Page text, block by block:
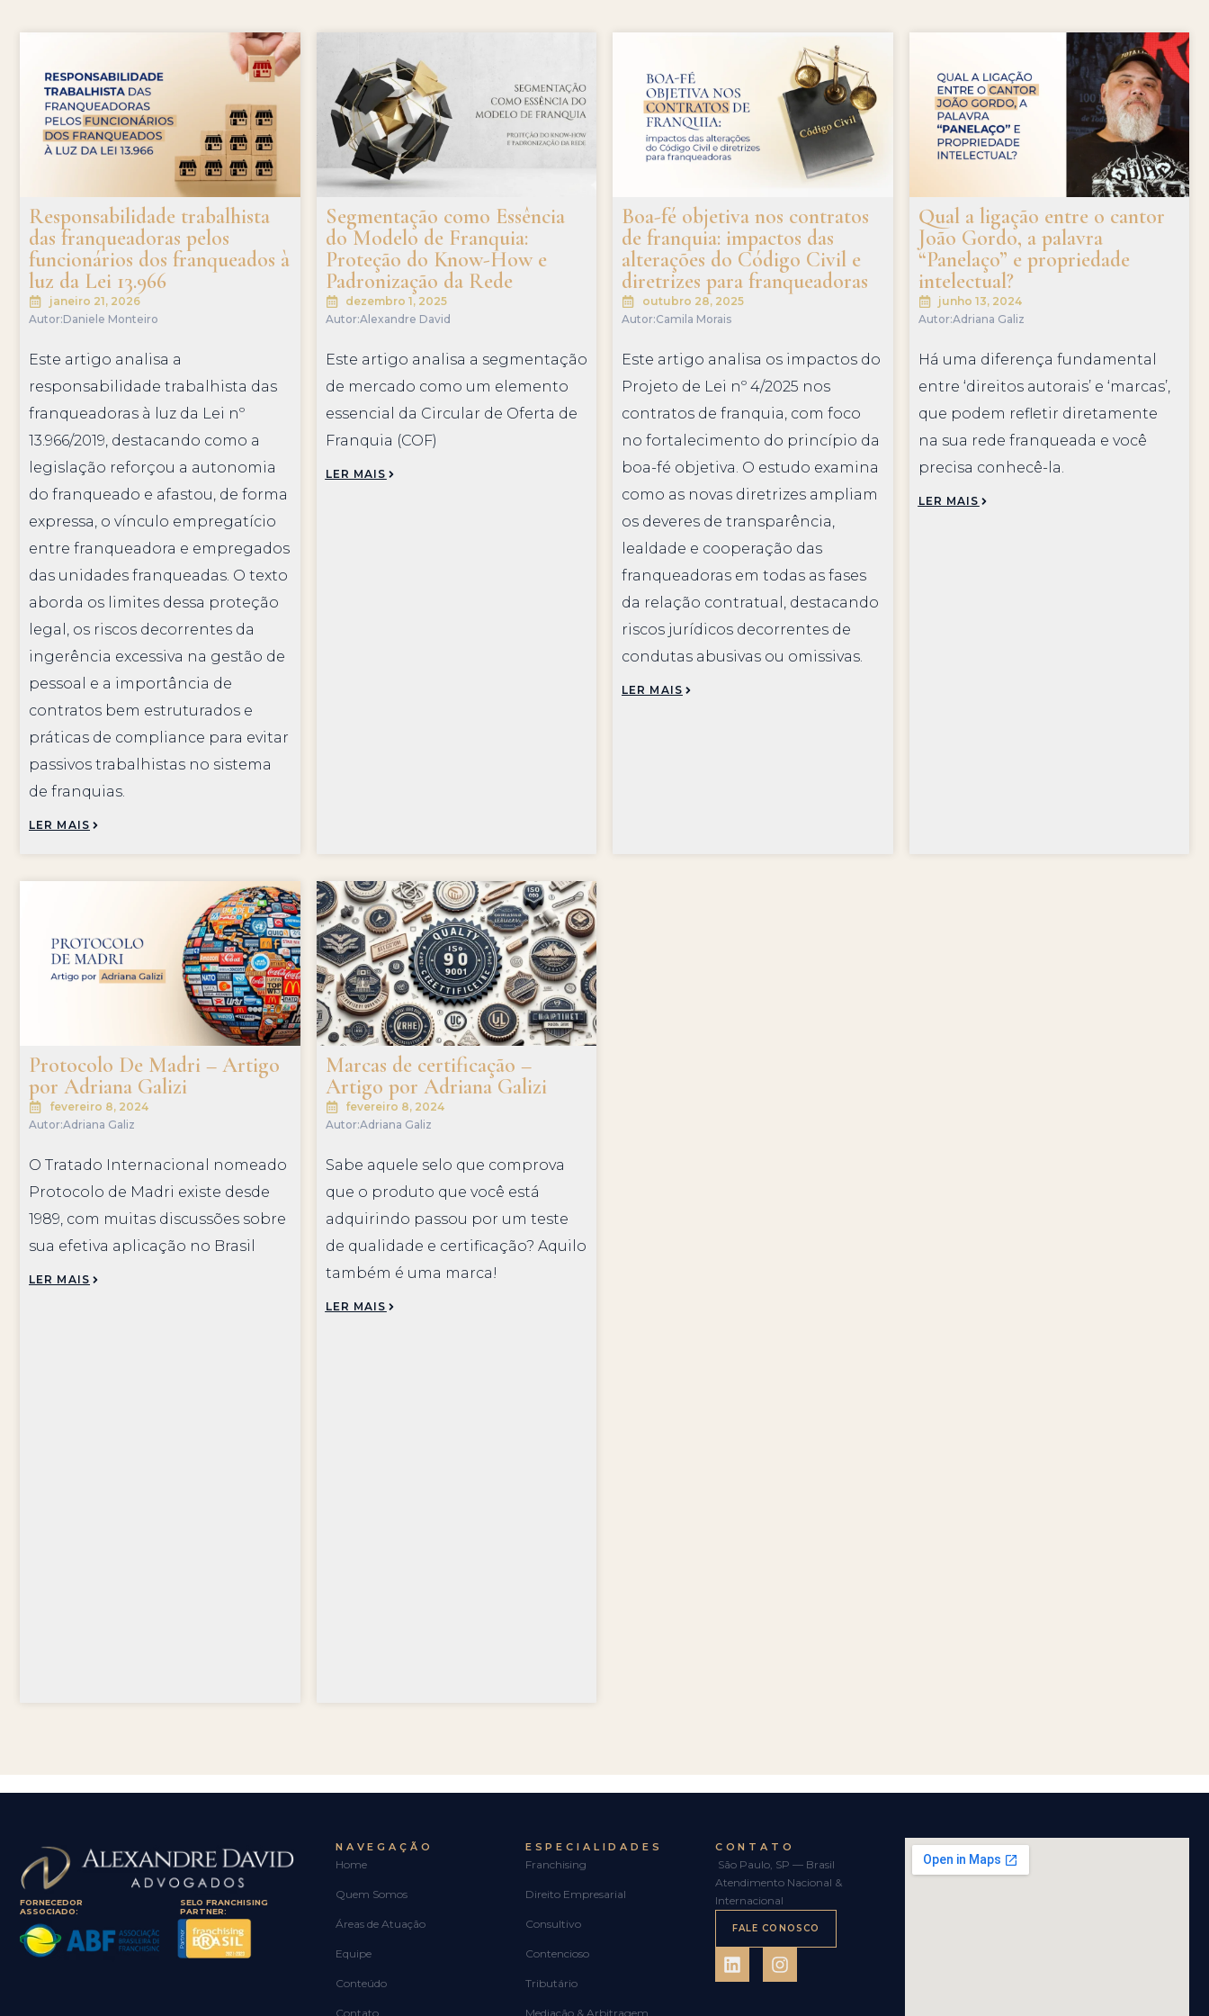
Responsabilidade trabalhista
das franqueadoras pelos
funcionários dos franqueados à
luz da Lei 13.966
janeiro 21, 2026
Autor:Daniele Monteiro
Este artigo analisa a
responsabilidade trabalhista das
franqueadoras à luz da Lei nº
13.966/2019, destacando como a
legislação reforçou a autonomia
do franqueado e afastou, de forma
expressa, o vínculo empregatício
entre franqueadora e empregados
das unidades franqueadas. O texto
aborda os limites dessa proteção
legal, os riscos decorrentes da
ingerência excessiva na gestão de
pessoal e a importância de
contratos bem estruturados e
práticas de compliance para evitar
passivos trabalhistas no sistema
de franquias.
LER MAIS
Segmentação como Essência
do Modelo de Franquia:
Proteção do Know-How e
Padronização da Rede
dezembro 1, 2025
Autor:Alexandre David
Este artigo analisa a segmentação
de mercado como um elemento
essencial da Circular de Oferta de
Franquia (COF)
LER MAIS
Boa-fé objetiva nos contratos
de franquia: impactos das
alterações do Código Civil e
diretrizes para franqueadoras
outubro 28, 2025
Autor:Camila Morais
Este artigo analisa os impactos do
Projeto de Lei nº 4/2025 nos
contratos de franquia, com foco
no fortalecimento do princípio da
boa-fé objetiva. O estudo examina
como as novas diretrizes ampliam
os deveres de transparência,
lealdade e cooperação das
franqueadoras em todas as fases
da relação contratual, destacando
riscos jurídicos decorrentes de
condutas abusivas ou omissivas.
LER MAIS
Qual a ligação entre o cantor
João Gordo, a palavra
“Panelaço” e propriedade
intelectual?
junho 13, 2024
Autor:Adriana Galiz
Há uma diferença fundamental
entre ‘direitos autorais’ e ‘marcas’,
que podem refletir diretamente
na sua rede franqueada e você
precisa conhecê-la.
LER MAIS
Protocolo De Madri – Artigo
por Adriana Galizi
fevereiro 8, 2024
Autor:Adriana Galiz
O Tratado Internacional nomeado
Protocolo de Madri existe desde
1989, com muitas discussões sobre
sua efetiva aplicação no Brasil
LER MAIS
Marcas de certificação –
Artigo por Adriana Galizi
fevereiro 8, 2024
Autor:Adriana Galiz
Sabe aquele selo que comprova
que o produto que você está
adquirindo passou por um teste
de qualidade e certificação? Aquilo
também é uma marca!
LER MAIS
FORNECEDOR
ASSOCIADO:
SELO FRANCHISING
PARTNER:
NAVEGAÇÃO
Home
Quem Somos
Áreas de Atuação
Equipe
Conteúdo
Contato
ESPECIALIDADES
Franchising
Direito Empresarial
Consultivo
Contencioso
Tributário
Mediação & Arbitragem
CONTATO
São Paulo, SP — Brasil
Atendimento Nacional &
Internacional
FALE CONOSCO